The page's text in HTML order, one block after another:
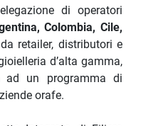
di operatori
Colombia, Cile,
retailer, distributori e
d’alta gamma,
ad un programma di
orafe.